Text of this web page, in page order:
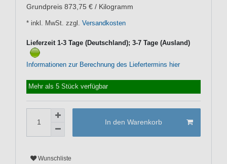
Grundpreis 873,75 € / Kilogramm
* inkl. MwSt. zzgl. Versandkosten
Lieferzeit 1-3 Tage (Deutschland); 3-7 Tage (Ausland)
Informationen zur Berechnung des Liefertermins hier
Mehr als 5 Stück verfügbar
In den Warenkorb
Wunschliste